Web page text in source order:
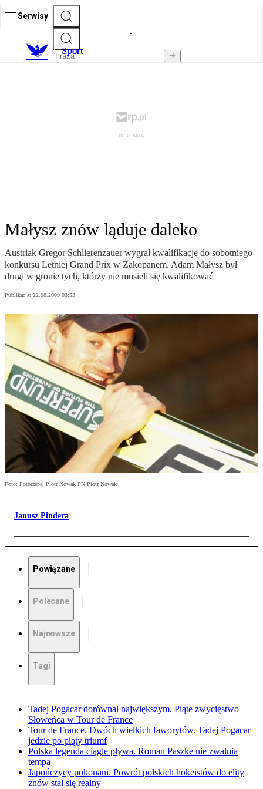
Serwisy
Sport
Małysz znów ląduje daleko
Austriak Gregor Schlierenzauer wygrał kwalifikacje do sobotniego
konkursu Letniej Grand Prix w Zakopanem. Adam Małysz był
drugi w gronie tych, którzy nie musieli się kwalifikować
Publikacja: 22.08.2009 03:53
Foto: Fotorzepa, Piotr Nowak PN Piotr Nowak
Janusz Pindera
Powiązane
Polecane
Najnowsze
Tagi
Tadej Pogacar dorównał największym. Piąte zwycięstwo
Słoweńca w Tour de France
Tour de France. Dwóch wielkich faworytów. Tadej Pogacar
jedzie po piąty triumf
Polska legenda ciągle pływa. Roman Paszke nie zwalnia
tempa
Japończycy pokonani. Powrót polskich hokeistów do elity
znów stał się realny